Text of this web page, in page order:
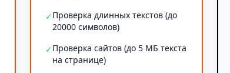
✓Проверка длинных текстов (до
20000 символов)
✓Проверка сайтов (до 5 МБ текста
на странице)